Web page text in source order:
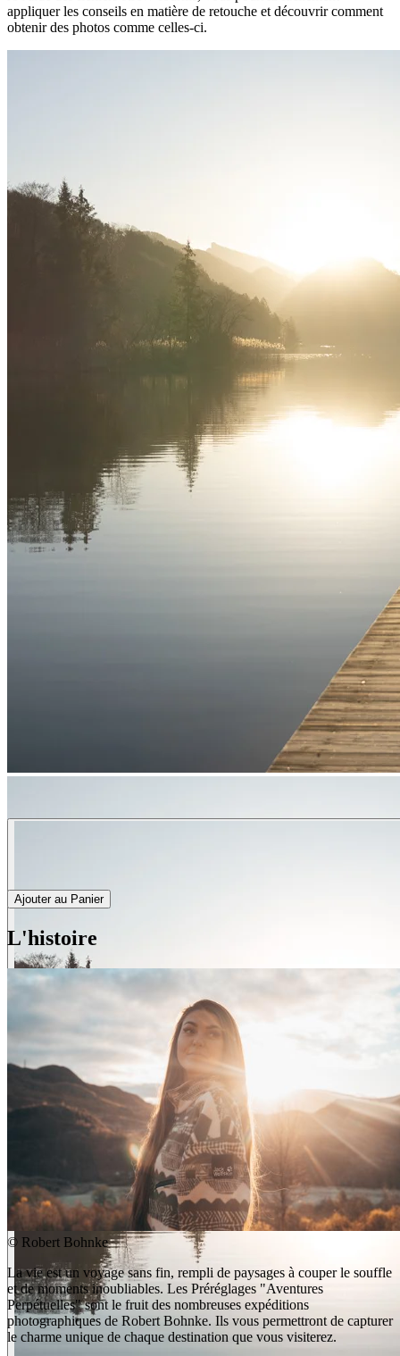
appliquer les conseils en matière de retouche et découvrir comment
obtenir des photos comme celles-ci.
Ajouter au Panier
L'histoire
© Robert Bohnke
La vie est un voyage sans fin, rempli de paysages à couper le souffle
et de moments inoubliables. Les Préréglages "Aventures
Perpétuelles" sont le fruit des nombreuses expéditions
photographiques de Robert Bohnke. Ils vous permettront de capturer
le charme unique de chaque destination que vous visiterez.